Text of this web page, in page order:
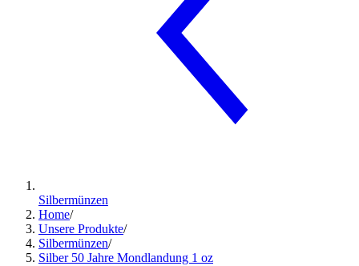
Silbermünzen
Home/
Unsere Produkte/
Silbermünzen/
Silber 50 Jahre Mondlandung 1 oz